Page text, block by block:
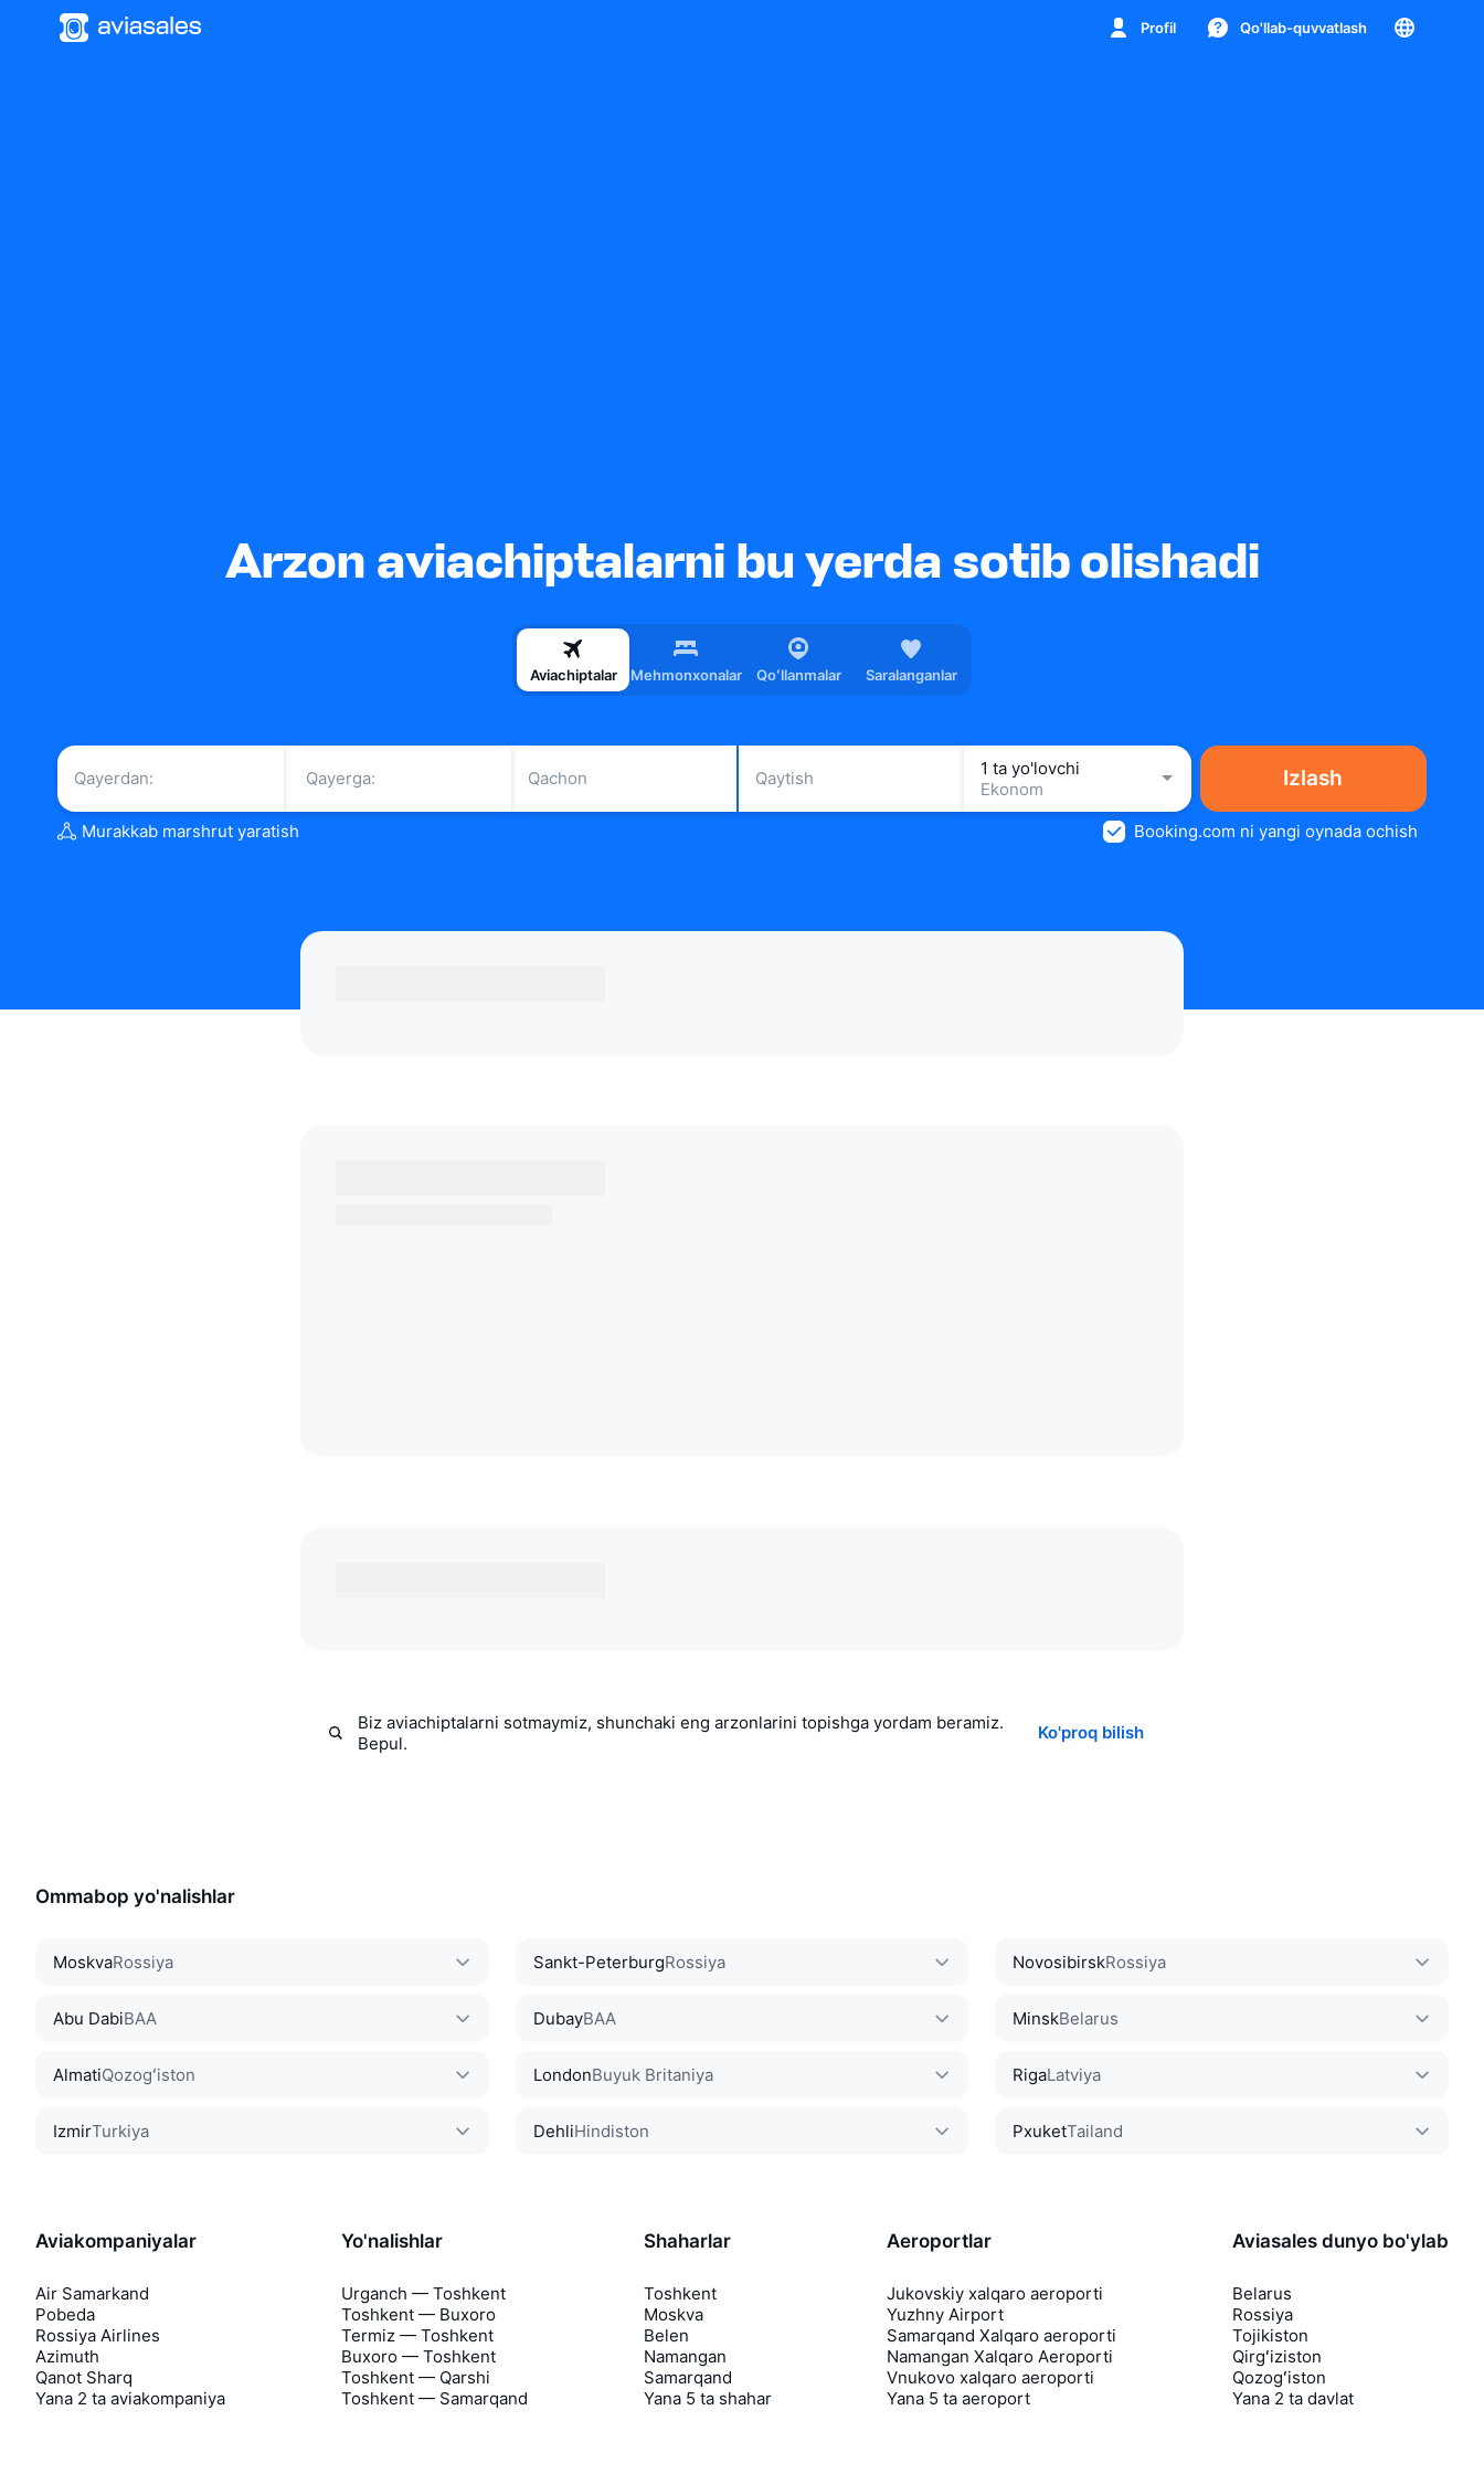
Profil Qo'llab-quvvatlash
Arzon aviachiptalarni bu yerda sotib olishadi
Aviachiptalar Mehmonxonalar Qoʻllanmalar Saralanganlar
Qachon Qaytish
1 ta yo'lovchi
Ekonom
Izlash
Murakkab marshrut yaratish Booking.com ni yangi oynada ochish
Biz aviachiptalarni sotmaymiz, shunchaki eng arzonlarini topishga yordam beramiz.
Bepul.
Ko'proq bilish
Ommabop yo'nalishlar
MoskvaRossiya Sankt-PeterburgRossiya NovosibirskRossiya
Abu DabiBAA DubayBAA MinskBelarus
AlmatiQozogʻiston LondonBuyuk Britaniya RigaLatviya
IzmirTurkiya DehliHindiston PxuketTailand
Aviakompaniyalar
Air Samarkand
Pobeda
Rossiya Airlines
Azimuth
Qanot Sharq
Yana 2 ta aviakompaniya
Yo'nalishlar
Urganch — Toshkent
Toshkent — Buxoro
Termiz — Toshkent
Buxoro — Toshkent
Toshkent — Qarshi
Toshkent — Samarqand
Shaharlar
Toshkent
Moskva
Belen
Namangan
Samarqand
Yana 5 ta shahar
Aeroportlar
Jukovskiy xalqaro aeroporti
Yuzhny Airport
Samarqand Xalqaro aeroporti
Namangan Xalqaro Aeroporti
Vnukovo xalqaro aeroporti
Yana 5 ta aeroport
Aviasales dunyo bo'ylab
Belarus
Rossiya
Tojikiston
Qirgʻiziston
Qozogʻiston
Yana 2 ta davlat